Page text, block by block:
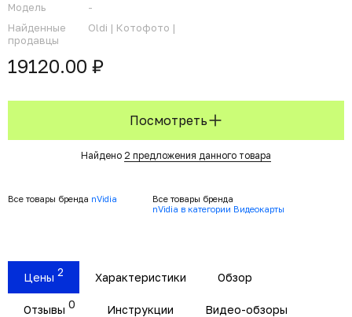
Модель
-
Найденные
продавцы
Oldi | Котофото |
19120.00 ₽
Посмотреть
Найдено 2 предложения данного товара
Все товары бренда nVidia
Все товары бренда
nVidia в категории Видеокарты
Цены 2 Характеристики Обзор
Отзывы 0 Инструкции Видео-обзоры